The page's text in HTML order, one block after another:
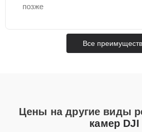
позже
Все
Цены на другие виды
камер DJI